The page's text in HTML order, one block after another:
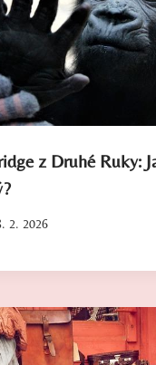
z Druhé Ruky:
2. 2026